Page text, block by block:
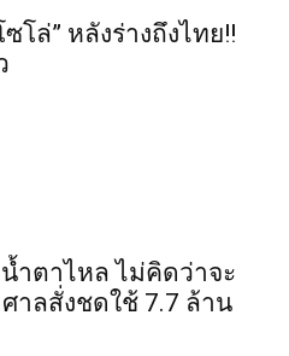
โล่” หลังร่างถึงไทย!!
ำตาไหล ไม่คิดว่าจะ
าลสั่งชดใช้ 7.7 ล้าน